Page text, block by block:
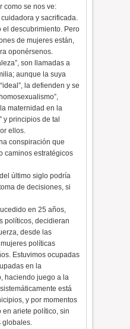
como se nos ve:
y sacrificada.
el descubrimiento. Pero
de mujeres están,
oponérsenos.
son llamadas a
aunque la suya
la defienden y se
maternidad en la
y principios de tal
ellos.
conspiración que
caminos estratégicos
último siglo podría
de decisiones, si
en 25 años,
políticos, decidieran
desde las
políticas
Estuvimos ocupadas
en la
haciendo juego a la
está
y por momentos
en ariete político, sin
globales.